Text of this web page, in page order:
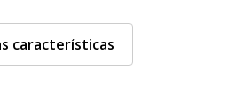
Características generales
características